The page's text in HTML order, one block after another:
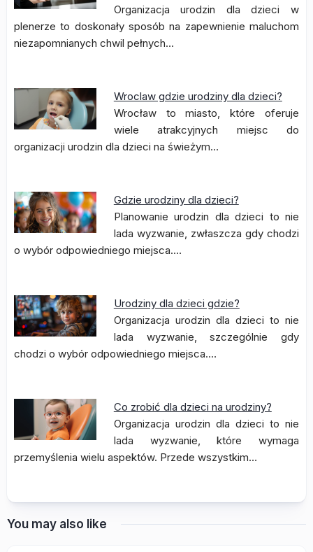
Organizacja urodzin dla dzieci w
plenerze to doskonały sposób na zapewnienie maluchom
niezapomnianych chwil pełnych…
Wroclaw gdzie urodziny dla dzieci?
Wrocław to miasto, które oferuje
wiele atrakcyjnych miejsc do
organizacji urodzin dla dzieci na świeżym…
Gdzie urodziny dla dzieci?
Planowanie urodzin dla dzieci to nie
lada wyzwanie, zwłaszcza gdy chodzi
o wybór odpowiedniego miejsca.…
Urodziny dla dzieci gdzie?
Organizacja urodzin dla dzieci to nie
lada wyzwanie, szczególnie gdy
chodzi o wybór odpowiedniego miejsca.…
Co zrobić dla dzieci na urodziny?
Organizacja urodzin dla dzieci to nie
lada wyzwanie, które wymaga
przemyślenia wielu aspektów. Przede wszystkim…
You may also like